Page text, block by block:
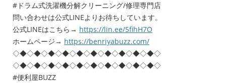
#ドラム式洗濯機分解クリーニング/修理専門店
問い合わせは公式LINEよりお待ちしています。
公式LINEはこちら→ https://lin.ee/5fihH7O
ホームページ→ https://benriyabuzz.com/
◇◆◇◆◇◆◇◆◇◆◇◆◇◆◇◆◇◆◇◆◇
◇◆◇◆◇◆◇◆◇◆◇◆◇◆◇◆◇◆◇◆◇
#便利屋BUZZ